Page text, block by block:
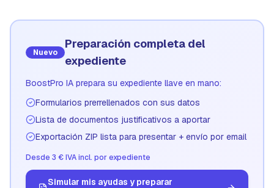
Nuevo
Preparación completa del
expediente
BoostPro IA prepara su expediente llave en mano:
Formularios prerrellenados con sus datos
Lista de documentos justificativos a aportar
Exportación ZIP lista para presentar + envío por email
Desde 3 € IVA incl. por expediente
Simular mis ayudas y preparar